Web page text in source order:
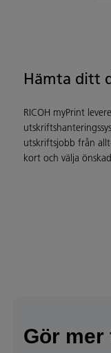
Hämta ditt
RICOH myPrint
utskriftsjobb från
kort och välja
Gör